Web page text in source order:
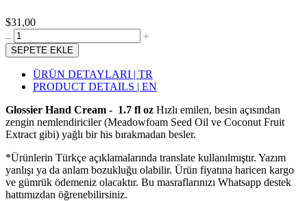
$31,00
SEPETE EKLE
ÜRÜN DETAYLARI | TR
PRODUCT DETAILS | EN
Glossier Hand Cream - 1.7 fl oz Hızlı emilen, besin açısından
zengin nemlendiriciler (Meadowfoam Seed Oil ve Coconut Fruit
Extract gibi) yağlı bir his bırakmadan besler.
*Ürünlerin Türkçe açıklamalarında translate kullanılmıştır. Yazım
yanlışı ya da anlam bozukluğu olabilir. Ürün fiyatına haricen kargo
ve gümrük ödemeniz olacaktır. Bu masraflarınızı Whatsapp destek
hattımızdan öğrenebilirsiniz.